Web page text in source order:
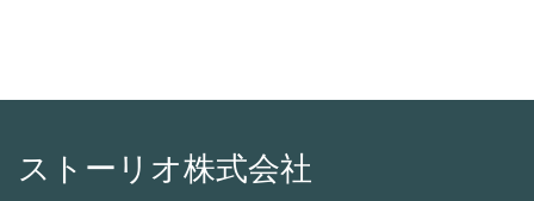
ストーリオ株式会社